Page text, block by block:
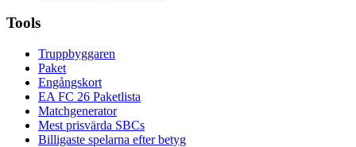
Tools
Truppbyggaren
Paket
Engångskort
EA FC 26 Paketlista
Matchgenerator
Mest prisvärda SBCs
Billigaste spelarna efter betyg